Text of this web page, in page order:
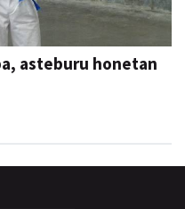
asteburu honetan